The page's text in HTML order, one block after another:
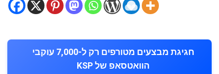
חגיגת מבצעים מטורפים רק ל-7,000 עוקבי
הוואטסאפ של KSP